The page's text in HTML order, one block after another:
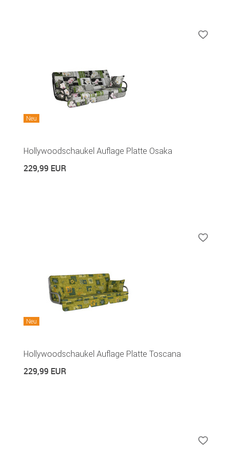
Neu
Hollywoodschaukel Auflage Platte Osaka
229,99 EUR
Neu
Hollywoodschaukel Auflage Platte Toscana
229,99 EUR